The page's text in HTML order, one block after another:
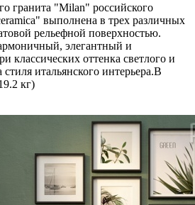
гранита "Milan" российского
выполнена в трех различных
рельефной поверхностью.
элегантный и
классических оттенка светлого и
итальянского интерьера.В
кг)